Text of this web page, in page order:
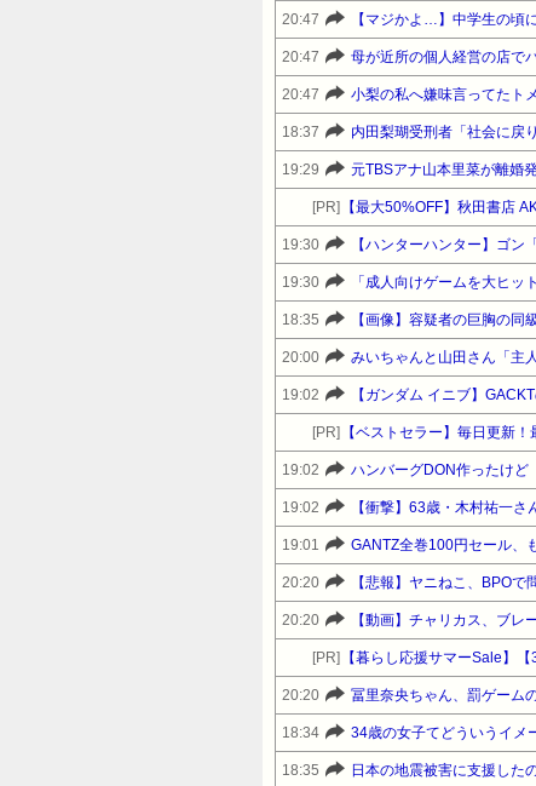
20:47
20:47
20:47
18:37 内田梨瑚受刑者「社会に戻
19:29 元TBSアナ山本里菜が離婚
[PR]
19:30 【ハンターハンター】ゴン
19:30
18:35 【画像】容疑者の巨胸の
20:00 みいちゃんと山田さん「主
19:02 【ガンダム イニブ】
[PR] 【ベストセラー】毎日更新
19:02 ハンバーグDON作ったけど
19:02 【衝撃】63歳・木村祐一
19:01 GANTZ全巻100円セール、
20:20 【悲報】ヤニねこ、BPO
20:20 【動画】チャリカス、ブ
[PR] 【暮らし応援サマーSale】
20:20 冨里奈央ちゃん、罰ゲーム
18:34 34歳の女子てどういうイメ
18:35 日本の地震被害に支援した